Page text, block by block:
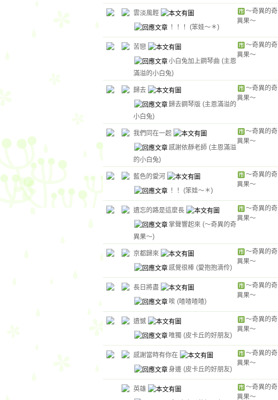
雲淡風輕
！！！ (笨娃～＊)
～奇異的奇
異果～
苦戀
小白兔加上鋼琴曲 (主恩
滿溢的小白兔)
～奇異的奇
異果～
歸去
歸去鋼琴版 (主恩滿溢的
小白兔)
～奇異的奇
異果～
我們同在一起
感謝依靜老師 (主恩滿溢
的小白兔)
～奇異的奇
異果～
藍色的愛河
！！ (笨娃～＊)
～奇異的奇
異果～
遺忘的路是這麼長
掌聲響起來 (～奇異的奇
異果～)
～奇異的奇
異果～
京都歸來
感覺很棒 (愛抱抱滴伶)
～奇異的奇
異果～
長日將盡
唉 (喳喳喳喳)
～奇異的奇
異果～
遺憾
唯獨 (皮卡丘的好朋友)
～奇異的奇
異果～
感謝當時有你在
身邊 (皮卡丘的好朋友)
～奇異的奇
異果～
英雄
～奇異的奇
異果～